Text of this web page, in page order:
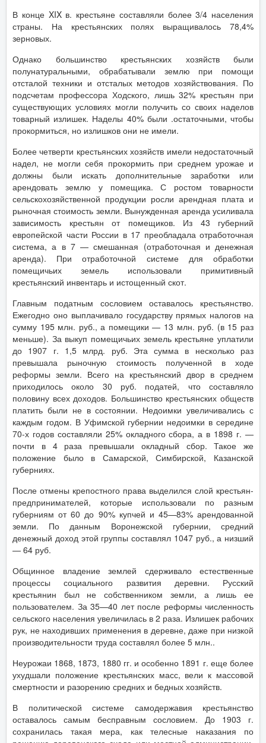
В конце XIX в. крестьяне составляли более 3/4 населения
страны. На крестьянских полях выращивалось 78,4%
зерновых.
Однако большинство крестьянских хозяйств были
полунатуральными, обрабатывали землю при помощи
отсталой техники и отсталых методов хозяйствования. По
подсчетам профессора Ходского, лишь 32% крестьян при
существующих условиях могли получить со своих наделов
товарный излишек. Наделы 40% были .остаточными, чтобы
прокормиться, но излишков они не имели.
Более четверти крестьянских хозяйств имели недостаточный
надел, не могли себя прокормить при среднем урожае и
должны были искать дополнительные заработки или
арендовать землю у помещика. С ростом товарности
сельскохозяйственной продукции росли арендная плата и
рыночная стоимость земли. Вынужденная аренда усиливала
зависимость крестьян от помещиков. Из 43 губерний
европейской части России в 17 преобладала отработочная
система, а в 7 — смешанная (отработочная и денежная
аренда). При отработочной системе для обработки
помещичьих земель использовали примитивный
крестьянский инвентарь и истощенный скот.
Главным податным сословием оставалось крестьянство.
Ежегодно оно выплачивало государству прямых налогов на
сумму 195 млн. руб., а помещики — 13 млн. руб. (в 15 раз
меньше). За выкуп помещичьих земель крестьяне уплатили
до 1907 г. 1,5 млрд. руб. Эта сумма в несколько раз
превышала рыночную стоимость полученной в ходе
реформы земли. Всего на крестьянский двор в среднем
приходилось около 30 руб. податей, что составляло
половину всех доходов. Большинство крестьянских обществ
платить были не в состоянии. Недоимки увеличивались с
каждым годом. В Уфимской губернии недоимки в середине
70-х годов составляли 25% окладного сбора, а в 1898 г. —
почти в 4 раза превышали окладный сбор. Такое же
положение было в Самарской, Симбирской, Казанской
губерниях.
После отмены крепостного права выделился слой крестьян-
предпринимателей, которые использовали по разным
губерниям от 60 до 90% купчей и 45—83% арендованной
земли. По данным Воронежской губернии, средний
денежный доход этой группы составлял 1047 руб., а низший
— 64 руб.
Общинное владение землей сдерживало естественные
процессы социального развития деревни. Русский
крестьянин был не собственником земли, а лишь ее
пользователем. За 35—40 лет после реформы численность
сельского населения увеличилась в 2 раза. Излишек рабочих
рук, не находивших применения в деревне, даже при низкой
производительности труда составлял более 5 млн..
Неурожаи 1868, 1873, 1880 гг. и особенно 1891 г. еще более
ухудшали положение крестьянских масс, вели к массовой
смертности и разорению средних и бедных хозяйств.
В политической системе самодержавия крестьянство
оставалось самым бесправным сословием. До 1903 г.
сохранилась такая мера, как телесные наказания по